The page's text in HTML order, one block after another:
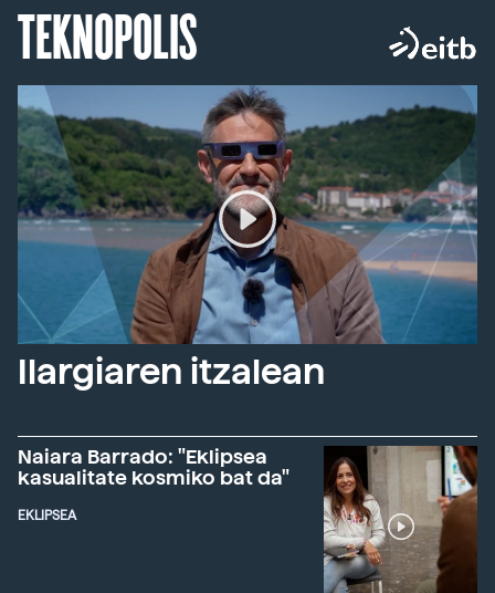
TEKNOPOLIS
Ilargiaren itzalean
Naiara Barrado: "Eklipsea
kasualitate kosmiko bat da"
EKLIPSEA